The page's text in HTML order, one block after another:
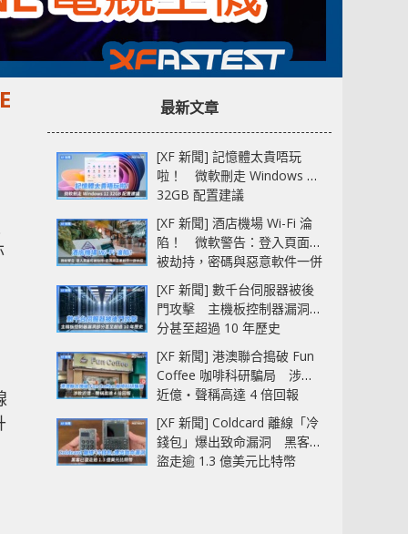
最新文章
[XF 新聞] 記憶體太貴唔玩
啦！ 微軟刪走 Windows 11
32GB 配置建議
[XF 新聞] 酒店機場 Wi-Fi 淪
陷！ 微軟警告：登入頁面可
被劫持，密碼與惡意軟件一併
中招
[XF 新聞] 數千台伺服器被後
門攻擊 主機板控制器漏洞部
分甚至超過 10 年歷史
[XF 新聞] 港澳聯合搗破 Fun
Coffee 咖啡科研騙局 涉款
近億‧聲稱高達 4 倍回報
[XF 新聞] Coldcard 離線「冷
錢包」爆出致命漏洞 黑客已
盜走逾 1.3 億美元比特幣